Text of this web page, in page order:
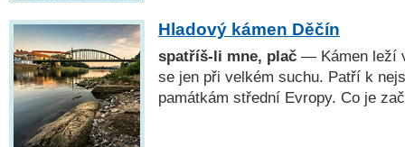
Hladový kámen Děčín
spatříš-li mne, plač — Kámen leží
se jen při velkém suchu. Patří k
památkám střední Evropy. Co je